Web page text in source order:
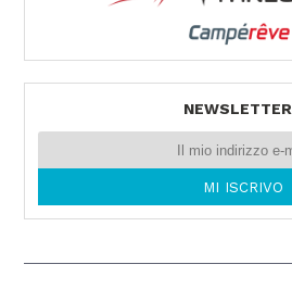
VEMACAR
Via Ammiraglio Persano 29
90142 PALERMO -
NEWSLETTER